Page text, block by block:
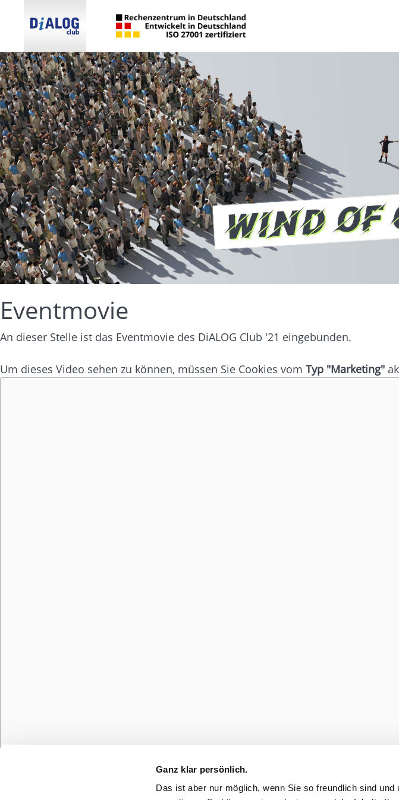
Ganz klar persönlich.
Das ist aber nur möglich, wenn Sie so freundlich sind
Eventmovie
An dieser Stelle ist das Eventmovie des DiALOG Club '21 eingebunden.
Um dieses Video sehen zu können, müssen Sie Cookies vom Typ "Marketing"